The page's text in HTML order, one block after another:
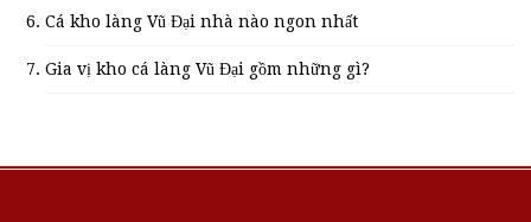
Cá kho làng Vũ Đại nhà nào ngon nhất
Gia vị kho cá làng Vũ Đại gồm những gì?